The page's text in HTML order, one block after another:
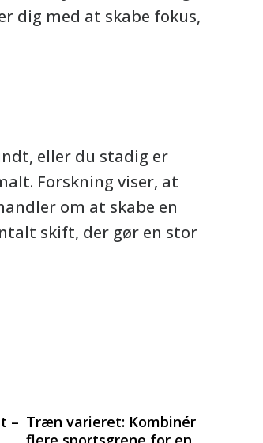
dig med at skabe fokus,
eller du stadig er
Forskning viser, at
om at skabe en
skift, der gør en stor
– Træn varieret: Kombinér